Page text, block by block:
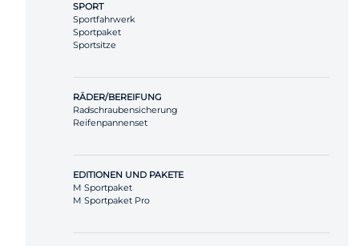
SPORT
Sportfahrwerk
Sportpaket
Sportsitze
RÄDER/BEREIFUNG
Radschraubensicherung
Reifenpannenset
EDITIONEN UND PAKETE
M Sportpaket
M Sportpaket Pro